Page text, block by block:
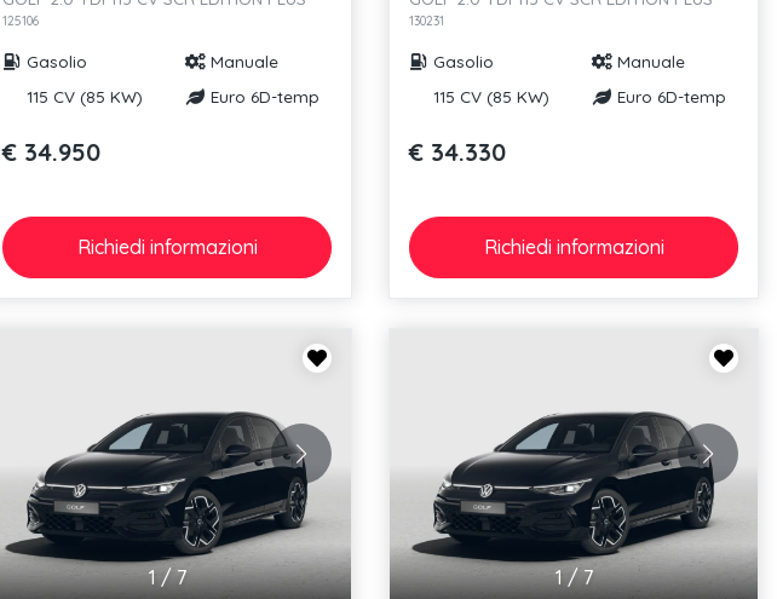
125106
Gasolio
Manuale
115 CV (85 KW)
Euro 6D-temp
€ 34.950
Richiedi informazioni
130231
Gasolio
Manuale
115 CV (85 KW)
Euro 6D-temp
€ 34.330
Richiedi informazioni
1/7 1/7